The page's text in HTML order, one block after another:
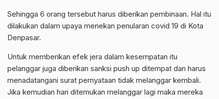
Sehingga 6 orang tersebut harus diberikan pembinaan. Hal itu
dilakukan dalam upaya menekan penularan covid 19 di Kota
Denpasar.
Untuk memberikan efek jera dalam kesempatan itu
pelanggar juga diberikan sanksi push up ditempat dan harus
menadatangani surat pernyataan tidak melanggar kembali.
Jika kemudian hari ditemukan melanggar lagi maka mereka